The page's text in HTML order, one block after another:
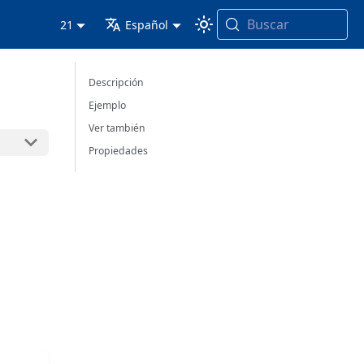
21 Español Buscar
Descripción
Ejemplo
Ver también
Propiedades